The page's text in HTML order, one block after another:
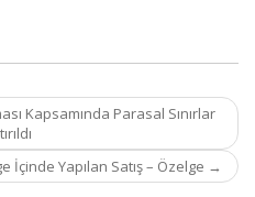
Kapsamında Parasal Sınırlar
İçinde Yapılan Satış – Özelge →